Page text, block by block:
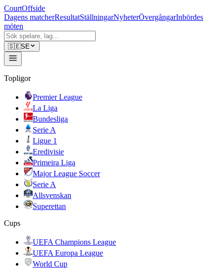
CourtOffside
Dagens matcherResultatStällningarNyheterÖvergångarInbördes
möten
🇸🇪SE
Topligor
Premier League
La Liga
Bundesliga
Serie A
Ligue 1
Eredivisie
Primeira Liga
Major League Soccer
Serie A
Allsvenskan
Superettan
Cups
UEFA Champions League
UEFA Europa League
World Cup